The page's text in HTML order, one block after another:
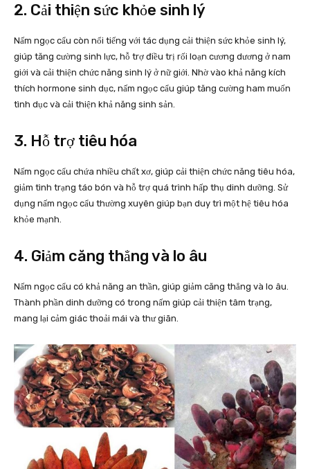
2. Cải thiện sức khỏe sinh lý
Nấm ngọc cẩu còn nổi tiếng với tác dụng cải thiện sức khỏe sinh lý,
giúp tăng cường sinh lực, hỗ trợ điều trị rối loạn cương dương ở nam
giới và cải thiện chức năng sinh lý ở nữ giới. Nhờ vào khả năng kích
thích hormone sinh dục, nấm ngọc cẩu giúp tăng cường ham muốn
tình dục và cải thiện khả năng sinh sản.
3. Hỗ trợ tiêu hóa
Nấm ngọc cẩu chứa nhiều chất xơ, giúp cải thiện chức năng tiêu hóa,
giảm tình trạng táo bón và hỗ trợ quá trình hấp thụ dinh dưỡng. Sử
dụng nấm ngọc cẩu thường xuyên giúp bạn duy trì một hệ tiêu hóa
khỏe mạnh.
4. Giảm căng thẳng và lo âu
Nấm ngọc cẩu có khả năng an thần, giúp giảm căng thẳng và lo âu.
Thành phần dinh dưỡng có trong nấm giúp cải thiện tâm trạng,
mang lại cảm giác thoải mái và thư giãn.